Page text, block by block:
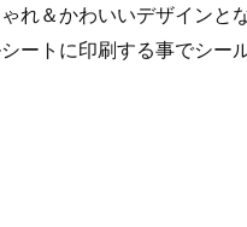
れ＆かわいいデザインと
ートに印刷する事でシー